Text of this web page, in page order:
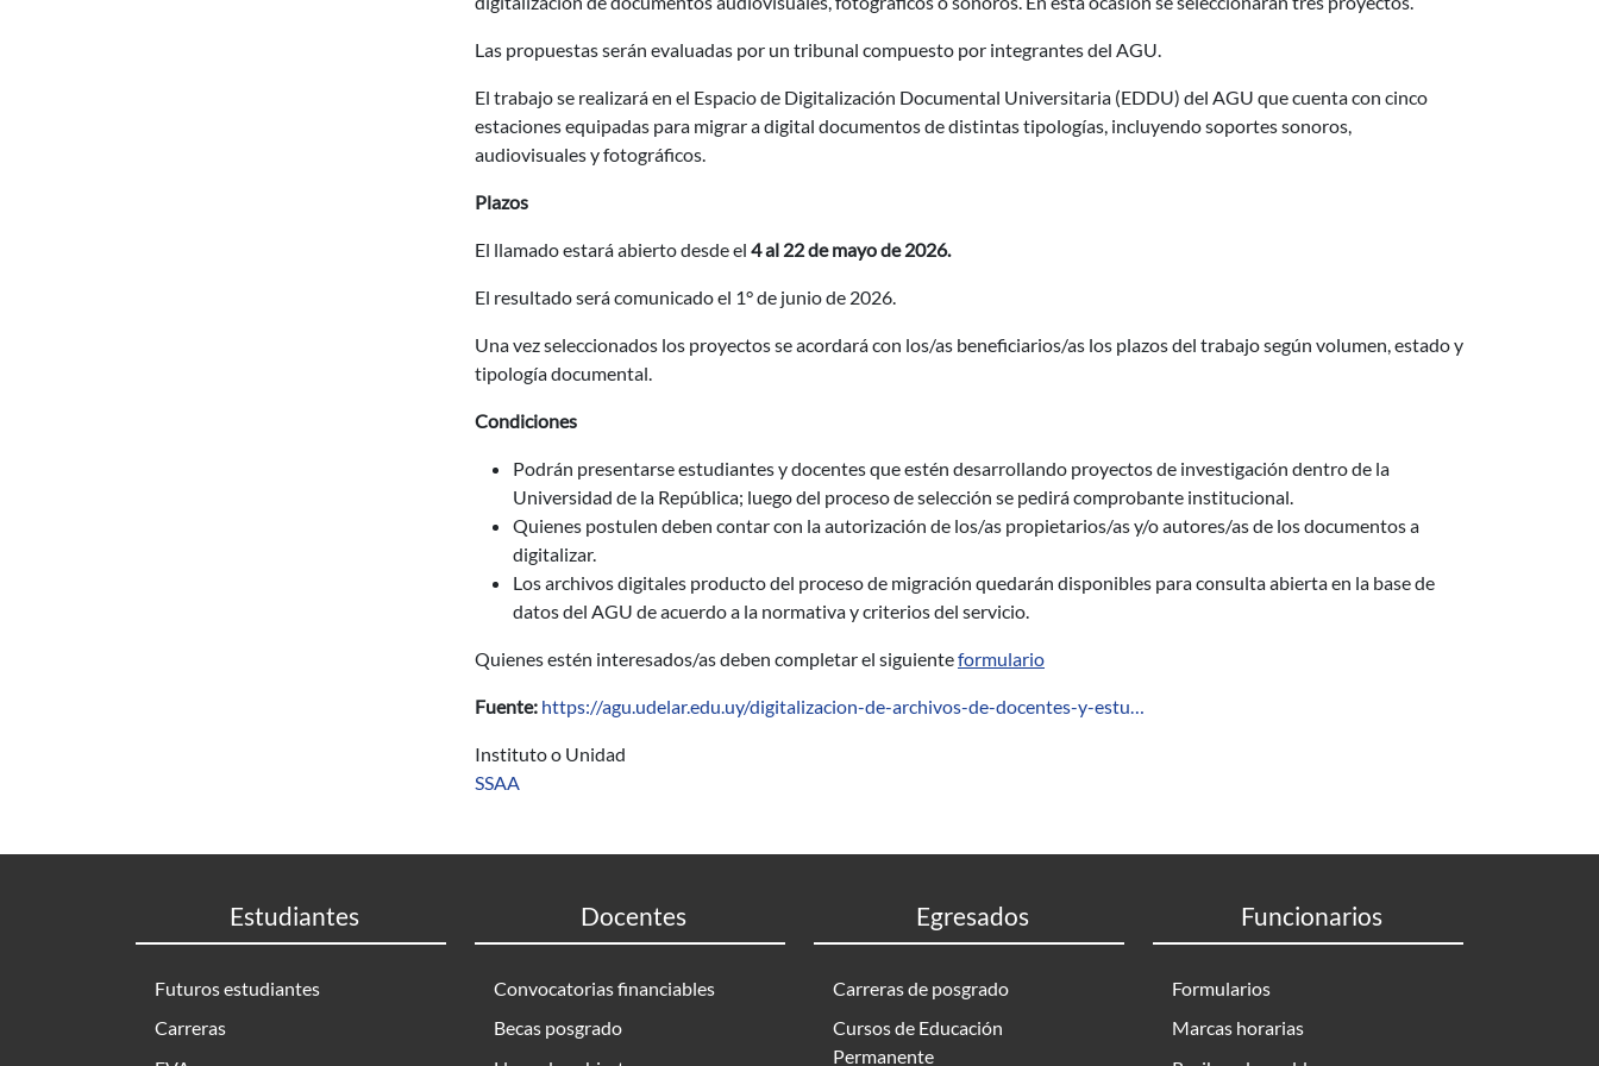
Las propuestas serán evaluadas por un tribunal compuesto por integrantes del AGU.
El trabajo se realizará en el Espacio de Digitalización Documental Universitaria (EDDU) del AGU que cuenta con cinco
estaciones equipadas para migrar a digital documentos de distintas tipologías, incluyendo soportes sonoros,
audiovisuales y fotográficos.
Plazos
El llamado estará abierto desde el 4 al 22 de mayo de 2026.
El resultado será comunicado el 1° de junio de 2026.
Una vez seleccionados los proyectos se acordará con los/as beneficiarios/as los plazos del trabajo según volumen, estado y
tipología documental.
Condiciones
Podrán presentarse estudiantes y docentes que estén desarrollando proyectos de investigación dentro de la
Universidad de la República; luego del proceso de selección se pedirá comprobante institucional.
Quienes postulen deben contar con la autorización de los/as propietarios/as y/o autores/as de los documentos a
digitalizar.
Los archivos digitales producto del proceso de migración quedarán disponibles para consulta abierta en la base de
datos del AGU de acuerdo a la normativa y criterios del servicio.
Quienes estén interesados/as deben completar el siguienteformulario
Fuente: https://agu.udelar.edu.uy/digitalizacion-de-archivos-de-docentes-y-estu…
Instituto o Unidad
SSAA
Estudiantes
Futuros estudiantes
Carreras
Docentes
Convocatorias financiables
Becas posgrado
Egresados
Carreras de posgrado
Cursos de Educación
Permanente
Funcionarios
Formularios
Marcas horarias